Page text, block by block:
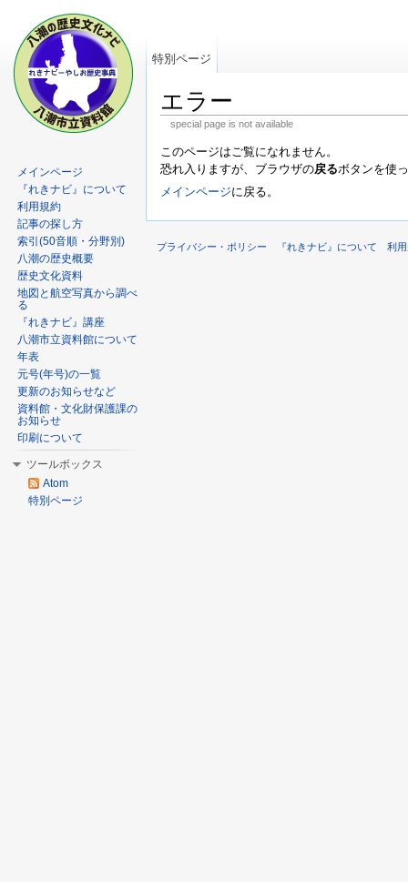
エラー
special page is not available
このページはご覧になれません。
恐れ入りますが、ブラウザの戻るボタンを使
メインページに戻る。
特別ページ
メインページ
『れきナビ』について
利用規約
記事の探し方
索引(50音順・分野別)
八潮の歴史概要
歴史文化資料
地図と航空写真から調べ
る
『れきナビ』講座
八潮市立資料館について
年表
元号(年号)の一覧
更新のお知らせなど
資料館・文化財保護課の
お知らせ
印刷について
ツールボックス
Atom
特別ページ
プライバシー・ポリシー 『れきナビ』について 利